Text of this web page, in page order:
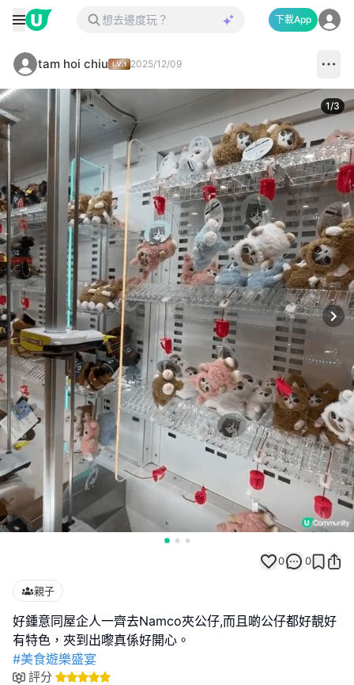
下載App
tam hoi chiu 2025/12/09
1/3
0 0
親子
好鍾意同屋企人一齊去Namco夾公仔,而且啲公仔都好靚好
#美食遊樂盛宴
評分